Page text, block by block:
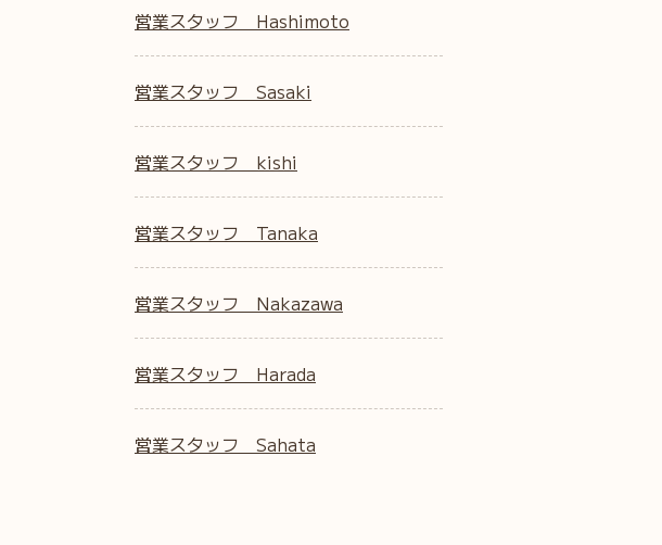
営業スタッフ Hashimoto
営業スタッフ Sasaki
営業スタッフ kishi
営業スタッフ Tanaka
営業スタッフ Nakazawa
営業スタッフ Harada
営業スタッフ Sahata